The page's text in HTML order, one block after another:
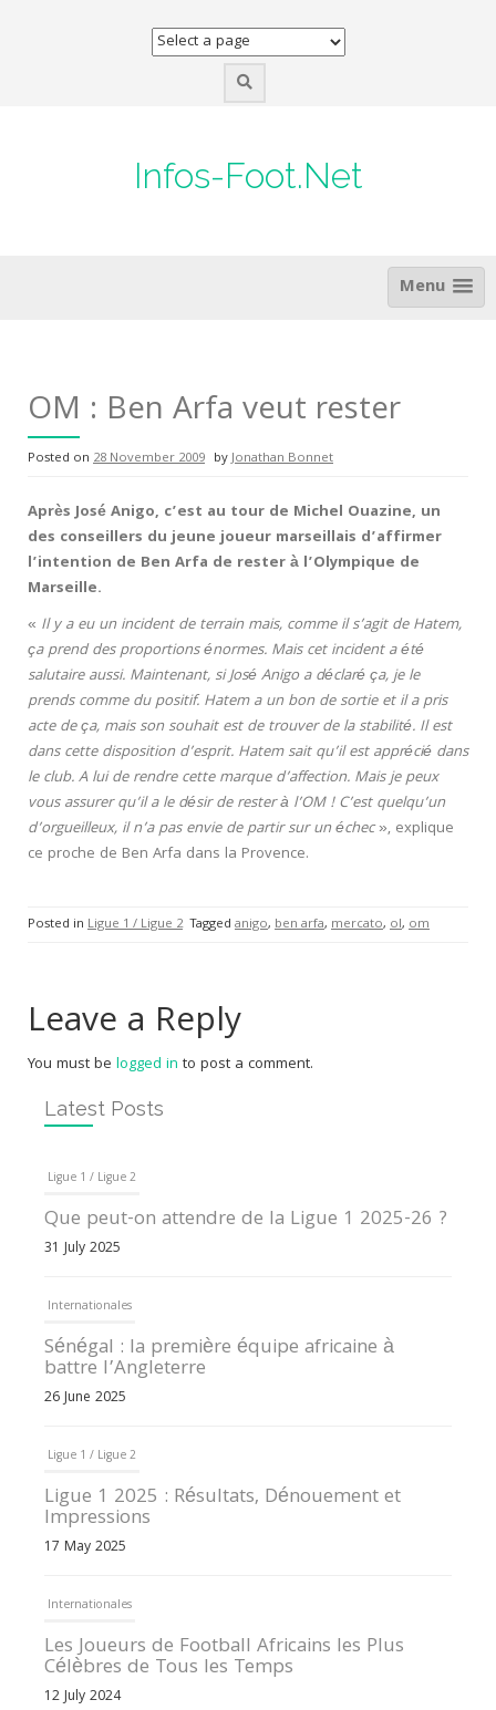
Infos-Foot.Net
Menu
OM : Ben Arfa veut rester
Posted on 28 November 2009 byJonathan Bonnet
Après José Anigo, c’est au tour de Michel Ouazine, un
des conseillers du jeune joueur marseillais d’affirmer
l’intention de Ben Arfa de rester à l’Olympique de
Marseille.
« Il y a eu un incident de terrain mais, comme il s’agit de Hatem,
ça prend des proportions énormes. Mais cet incident a été
salutaire aussi. Maintenant, si José Anigo a déclaré ça, je le
prends comme du positif. Hatem a un bon de sortie et il a pris
acte de ça, mais son souhait est de trouver de la stabilité. Il est
dans cette disposition d’esprit. Hatem sait qu’il est apprécié dans
le club. A lui de rendre cette marque d’affection. Mais je peux
vous assurer qu’il a le désir de rester à l’OM ! C’est quelqu’un
d’orgueilleux, il n’a pas envie de partir sur un échec», explique
ce proche de Ben Arfa dans la Provence.
Posted in Ligue 1 / Ligue 2 Tagged anigo, ben arfa, mercato, ol, om
Leave a Reply
You must be logged in to post a comment.
Latest Posts
Ligue 1 / Ligue 2
Que peut-on attendre de la Ligue 1 2025-26 ?
31 July 2025
Internationales
Sénégal : la première équipe africaine à
battre l’Angleterre
26 June 2025
Ligue 1 / Ligue 2
Ligue 1 2025 : Résultats, Dénouement et
Impressions
17 May 2025
Internationales
Les Joueurs de Football Africains les Plus
Célèbres de Tous les Temps
12 July 2024